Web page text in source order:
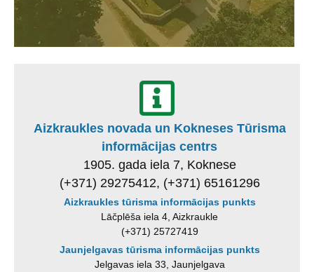
Aizkraukles novada un Kokneses Tūrisma
informācijas centrs
1905. gada iela 7, Koknese
(+371) 29275412, (+371) 65161296
Aizkraukles tūrisma informācijas punkts
Lāčplēša iela 4, Aizkraukle
(+371) 25727419
Jaunjelgavas tūrisma informācijas punkts
Jelgavas iela 33, Jaunjelgava